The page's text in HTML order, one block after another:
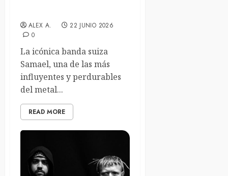
ALEX A.
22 JUNIO 2026
0
La icónica banda suiza
Samael, una de las más
influyentes y perdurables
del metal...
READ MORE